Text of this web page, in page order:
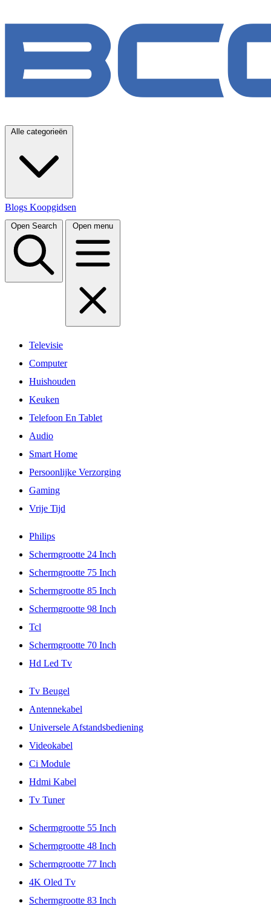
Alle categorieën
Blogs Koopgidsen
Open Search Open menu
Televisie
Computer
Huishouden
Keuken
Telefoon En Tablet
Audio
Smart Home
Persoonlijke Verzorging
Gaming
Vrije Tijd
Philips
Schermgrootte 24 Inch
Schermgrootte 75 Inch
Schermgrootte 85 Inch
Schermgrootte 98 Inch
Tcl
Schermgrootte 70 Inch
Hd Led Tv
Tv Beugel
Antennekabel
Universele Afstandsbediening
Videokabel
Ci Module
Hdmi Kabel
Tv Tuner
Schermgrootte 55 Inch
Schermgrootte 48 Inch
Schermgrootte 77 Inch
4K Oled Tv
Schermgrootte 83 Inch